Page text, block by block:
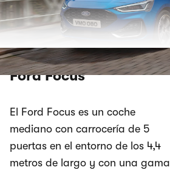
Ford Focus
El Ford Focus es un coche
mediano con carrocería de 5
puertas en el entorno de los 4,4
metros de largo y con una gama